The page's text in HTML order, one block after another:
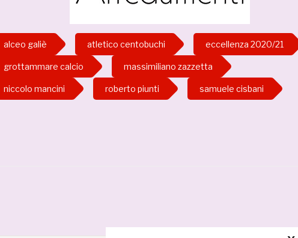
alceo galiè atletico centobuchi eccellenza 2020/21
grottammare calcio massimiliano zazzetta
niccolo mancini roberto piunti samuele cisbani